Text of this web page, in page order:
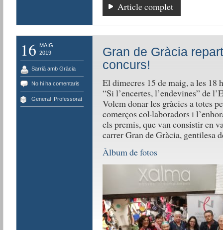
Article complet
16
MAIG
2019
Sarrià amb Gràcia
No hi ha comentaris
General, Professorat
Gran de Gràcia
concurs!
El dimecres 15 de maig, a les
“Si l’encertes, l’endevines” de
Volem donar les gràcies a totes
comerços col·laboradors i
els premis, que van consistir en
carrer Gran de Gràcia, gentilesa
Àlbum de fotos